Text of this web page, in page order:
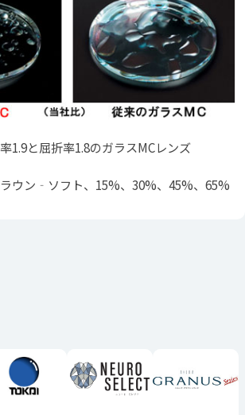
1.9と屈折率1.8のガラスMCレンズ
ウン‐ソフト、15%、30%、45%、65%